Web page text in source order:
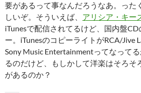
要があるって事なんだろうなあ。った
しいぞ。そういえば、 アリシア・キー
iTunesで配信されてるけど、国内盤
ー。iTunesのコピーライトがRCA/Jive
Sony Music Entertainmentってなって
るのだけど、もしかして洋楽はそろそ
があるのか？